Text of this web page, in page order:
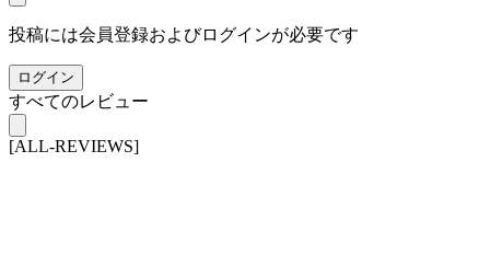
投稿には会員登録およびログインが必要です
ログイン
すべてのレビュー
[ALL-REVIEWS]